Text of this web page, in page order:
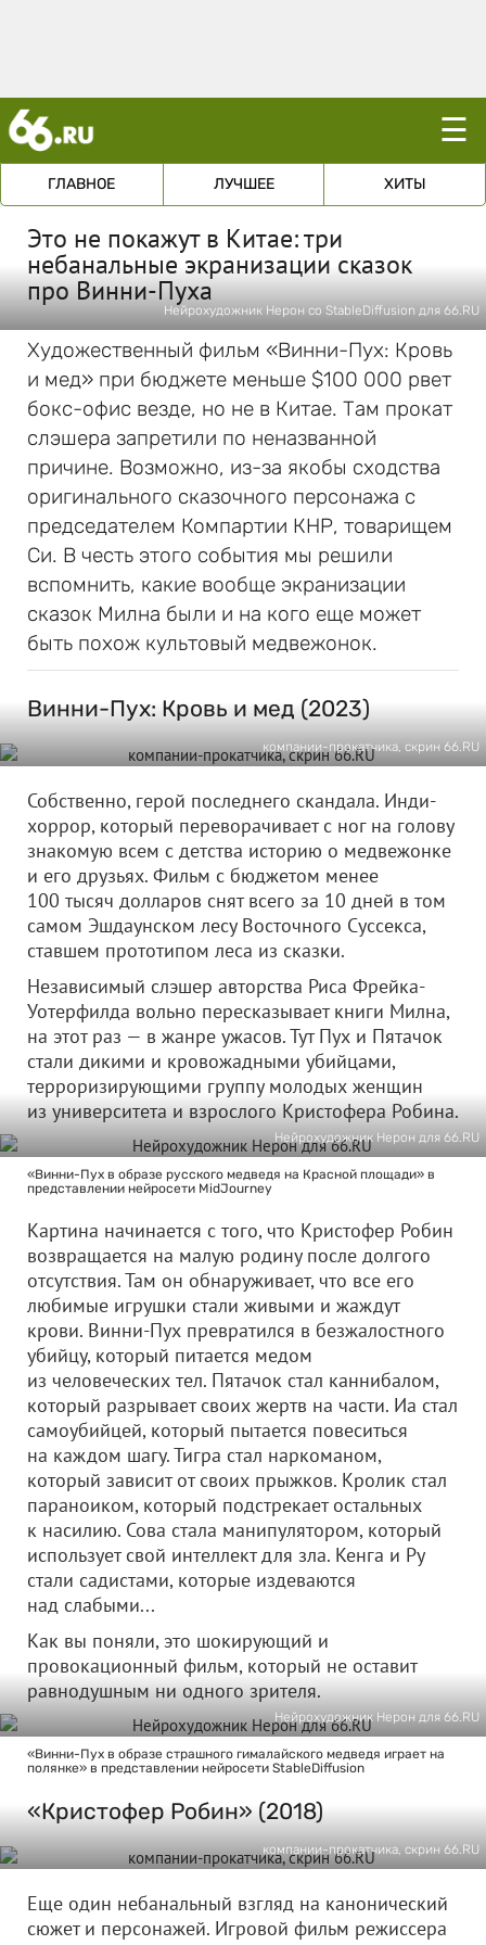
☰
ГЛАВНОЕ ЛУЧШЕЕ ХИТЫ
Это не покажут в Китае: три
небанальные экранизации сказок
про Винни-Пуха
Нейрохудожник Нерон со StableDiffusion для 66.RU
Художественный фильм «Винни-Пух: Кровь
и мед» при бюджете меньше $100 000 рвет
бокс-офис везде, но не в Китае. Там прокат
слэшера запретили по неназванной
причине. Возможно, из-за якобы сходства
оригинального сказочного персонажа с
председателем Компартии КНР, товарищем
Си. В честь этого события мы решили
вспомнить, какие вообще экранизации
сказок Милна были и на кого еще может
быть похож культовый медвежонок.
Винни-Пух: Кровь и мед (2023)
компании-прокатчика, скрин 66.RU
Собственно, герой последнего скандала. Инди-
хоррор, который переворачивает с ног на голову
знакомую всем с детства историю о медвежонке
и его друзьях. Фильм с бюджетом менее
100 тысяч долларов снят всего за 10 дней в том
самом Эшдаунском лесу Восточного Суссекса,
ставшем прототипом леса из сказки.
Независимый слэшер авторства Риса Фрейка-
Уотерфилда вольно пересказывает книги Милна,
на этот раз — в жанре ужасов. Тут Пух и Пятачок
стали дикими и кровожадными убийцами,
терроризирующими группу молодых женщин
из университета и взрослого Кристофера Робина.
Нейрохудожник Нерон для 66.RU
«Винни-Пух в образе русского медведя на Красной площади» в
представлении нейросети MidJourney
Картина начинается с того, что Кристофер Робин
возвращается на малую родину после долгого
отсутствия. Там он обнаруживает, что все его
любимые игрушки стали живыми и жаждут
крови. Винни-Пух превратился в безжалостного
убийцу, который питается медом
из человеческих тел. Пятачок стал каннибалом,
который разрывает своих жертв на части. Иа стал
самоубийцей, который пытается повеситься
на каждом шагу. Тигра стал наркоманом,
который зависит от своих прыжков. Кролик стал
параноиком, который подстрекает остальных
к насилию. Сова стала манипулятором, который
использует свой интеллект для зла. Кенга и Ру
стали садистами, которые издеваются
над слабыми...
Как вы поняли, это шокирующий и
провокационный фильм, который не оставит
равнодушным ни одного зрителя.
Нейрохудожник Нерон для 66.RU
«Винни-Пух в образе страшного гималайского медведя играет на
полянке» в представлении нейросети StableDiffusion
«Кристофер Робин» (2018)
компании-прокатчика, скрин 66.RU
Еще один небанальный взгляд на канонический
сюжет и персонажей. Игровой фильм режиссера